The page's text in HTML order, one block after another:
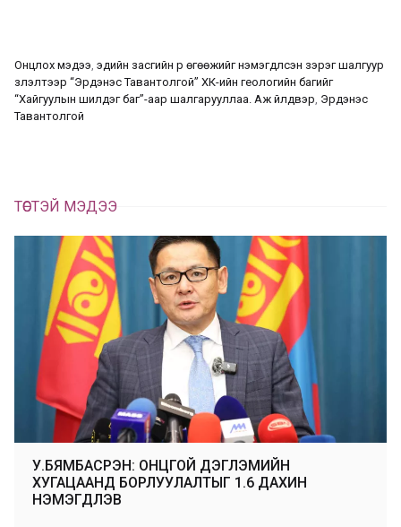
х
Онцлох мэдээ эдийн засгийн үр өгөөжийг нэмэгдүүлсэн зэрэг шалгуур
үзүүлэлтээр “Эрдэнэс Тавантолгой” ХК-ийн геологийн багийг
“Хайгуулын шилдэг баг”-аар шалгарууллаа. Аж үйлдвэр Эрдэнэс
Тавантолгой
ТӨСТЭЙ МЭДЭЭ
У.БЯМБАСҮРЭН: ОНЦГОЙ ДЭГЛЭМИЙН
ХУГАЦААНД БОРЛУУЛАЛТЫГ 1.6 ДАХИН
НЭМЭГДҮҮЛЭВ